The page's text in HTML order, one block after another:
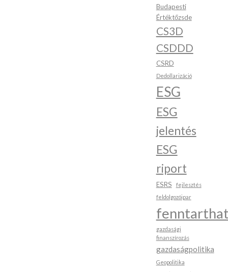
Budapesti
Értéktőzsde
CS3D
CSDDD
CSRD
Dedollarizáció
ESG
ESG
jelentés
ESG
riport
ESRS
fejlesztés
feldolgozóipar
gazdasági
finanszírozás
gazdaságpolitika
Geopolitika